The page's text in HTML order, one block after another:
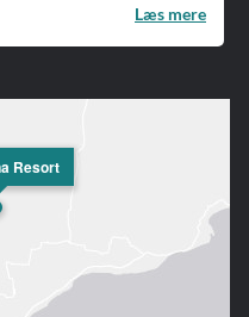
Læs mere
Resort